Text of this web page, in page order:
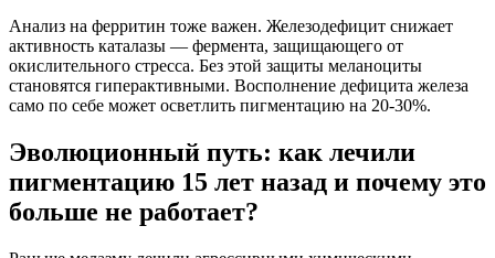
Анализ на ферритин тоже важен. Железодефицит снижает
активность каталазы — фермента, защищающего от
окислительного стресса. Без этой защиты меланоциты
становятся гиперактивными. Восполнение дефицита железа
само по себе может осветлить пигментацию на 20-30%.
Эволюционный путь: как лечили
пигментацию 15 лет назад и почему это
больше не работает?